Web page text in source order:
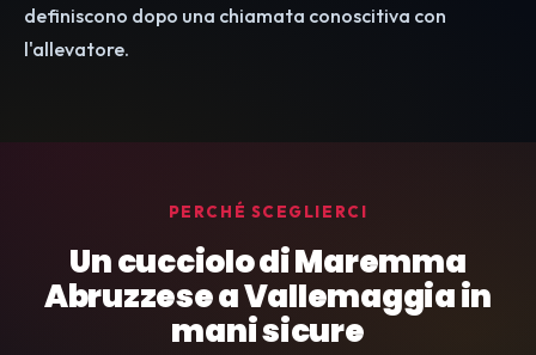
definiscono dopo una chiamata conoscitiva con
l'allevatore.
PERCHÉ SCEGLIERCI
Un cucciolo di Maremma
Abruzzese a Vallemaggia in
mani sicure